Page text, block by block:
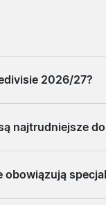
2026/27?
publikowany
najtrudniejsze
pucharach
obowiązują